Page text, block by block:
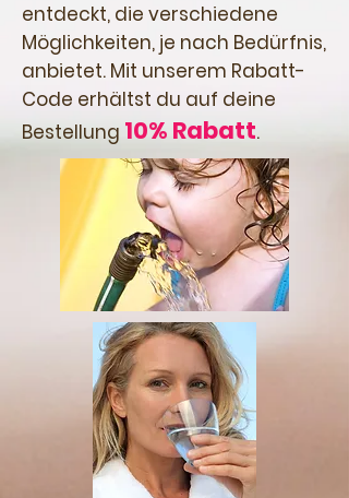
entdeckt, die verschiedene
Möglichkeiten, je nach Bedürfnis,
anbietet. Mit unserem Rabatt-
Code erhältst du auf deine
Bestellung 10% Rabatt.